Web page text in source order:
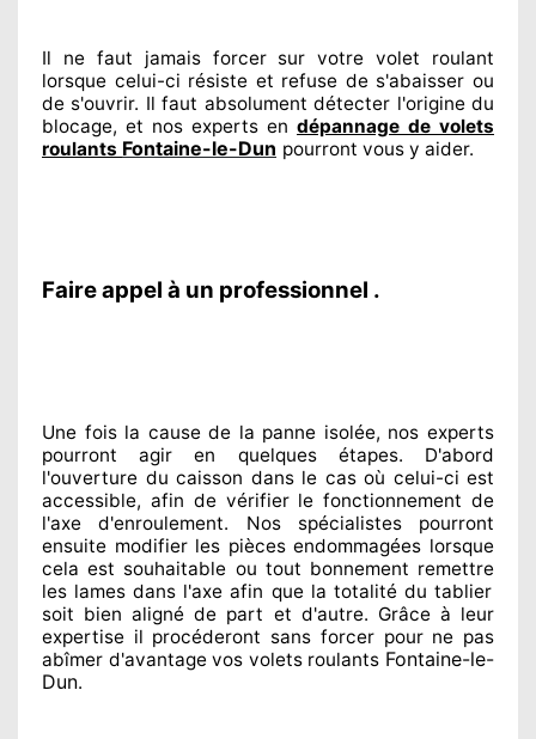
Il ne faut jamais forcer sur votre volet roulant
lorsque celui-ci résiste et refuse de s'abaisser ou
de s'ouvrir. Il faut absolument détecter l'originedu
blocage, et nos experts en dépannage de volets
roulants Fontaine-le-Dun pourront vous y aider.
Faire appel à un professionnel .
Une fois la causede la panne isolée, nos experts
pourront agiren quelques étapes. D'abord
l'ouverture du caisson dans le cas où celui-ci est
accessible, afin de vérifier le fonctionnement de
l'axe d'enroulement. Nos spécialistespourront
ensuite modifierles pièces endommagées lorsque
cela est souhaitable ou tout bonnement remettre
les lames dans l'axe afin que la totalitédu tablier
soit bien aligné de part et d'autre. Grâce à leur
expertise il procéderont sans forcer pourne pas
abîmer d'avantage vos volets roulants Fontaine-le-
Dun.